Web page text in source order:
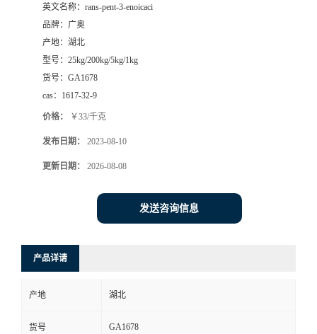
英文名称： rans-pent-3-enoicaci
品牌： 广奥
产地： 湖北
型号： 25kg/200kg/5kg/1kg
货号： GA1678
cas： 1617-32-9
价格： ￥33/千克
发布日期： 2023-08-10
更新日期： 2026-08-08
发送咨询信息
产品详请
产地 湖北
货号 GA1678